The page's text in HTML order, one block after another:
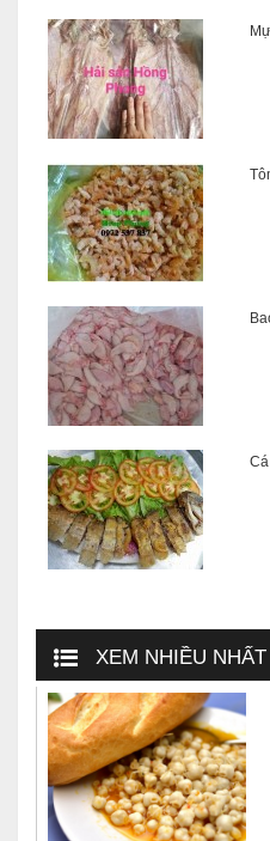
XEM NHIỀU NHẤT